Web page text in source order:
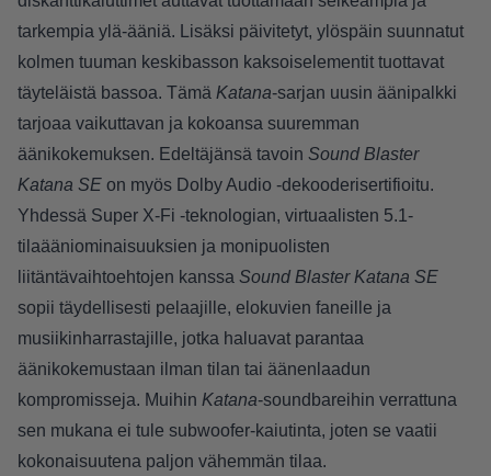
tarkempia ylä-ääniä. Lisäksi päivitetyt, ylöspäin suunnatut
kolmen tuuman keskibasson kaksoiselementit tuottavat
täyteläistä bassoa. Tämä Katana-sarjan uusin äänipalkki
tarjoaa vaikuttavan ja kokoansa suuremman
äänikokemuksen. Edeltäjänsä tavoin Sound Blaster
Katana SE on myös Dolby Audio -dekooderisertifioitu.
Yhdessä Super X-Fi -teknologian, virtuaalisten 5.1-
tilaääniominaisuuksien ja monipuolisten
liitäntävaihtoehtojen kanssa Sound Blaster Katana SE
sopii täydellisesti pelaajille, elokuvien faneille ja
musiikinharrastajille, jotka haluavat parantaa
äänikokemustaan ilman tilan tai äänenlaadun
kompromisseja. Muihin Katana-soundbareihin verrattuna
sen mukana ei tule subwoofer-kaiutinta, joten se vaatii
kokonaisuutena paljon vähemmän tilaa.